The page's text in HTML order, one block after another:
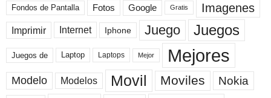
Fondos de Pantalla Fotos Google Gratis Imagenes
Imprimir Internet Iphone Juego Juegos
Juegos de Laptop Laptops Mejor Mejores
Modelo Modelos Movil Moviles Nokia